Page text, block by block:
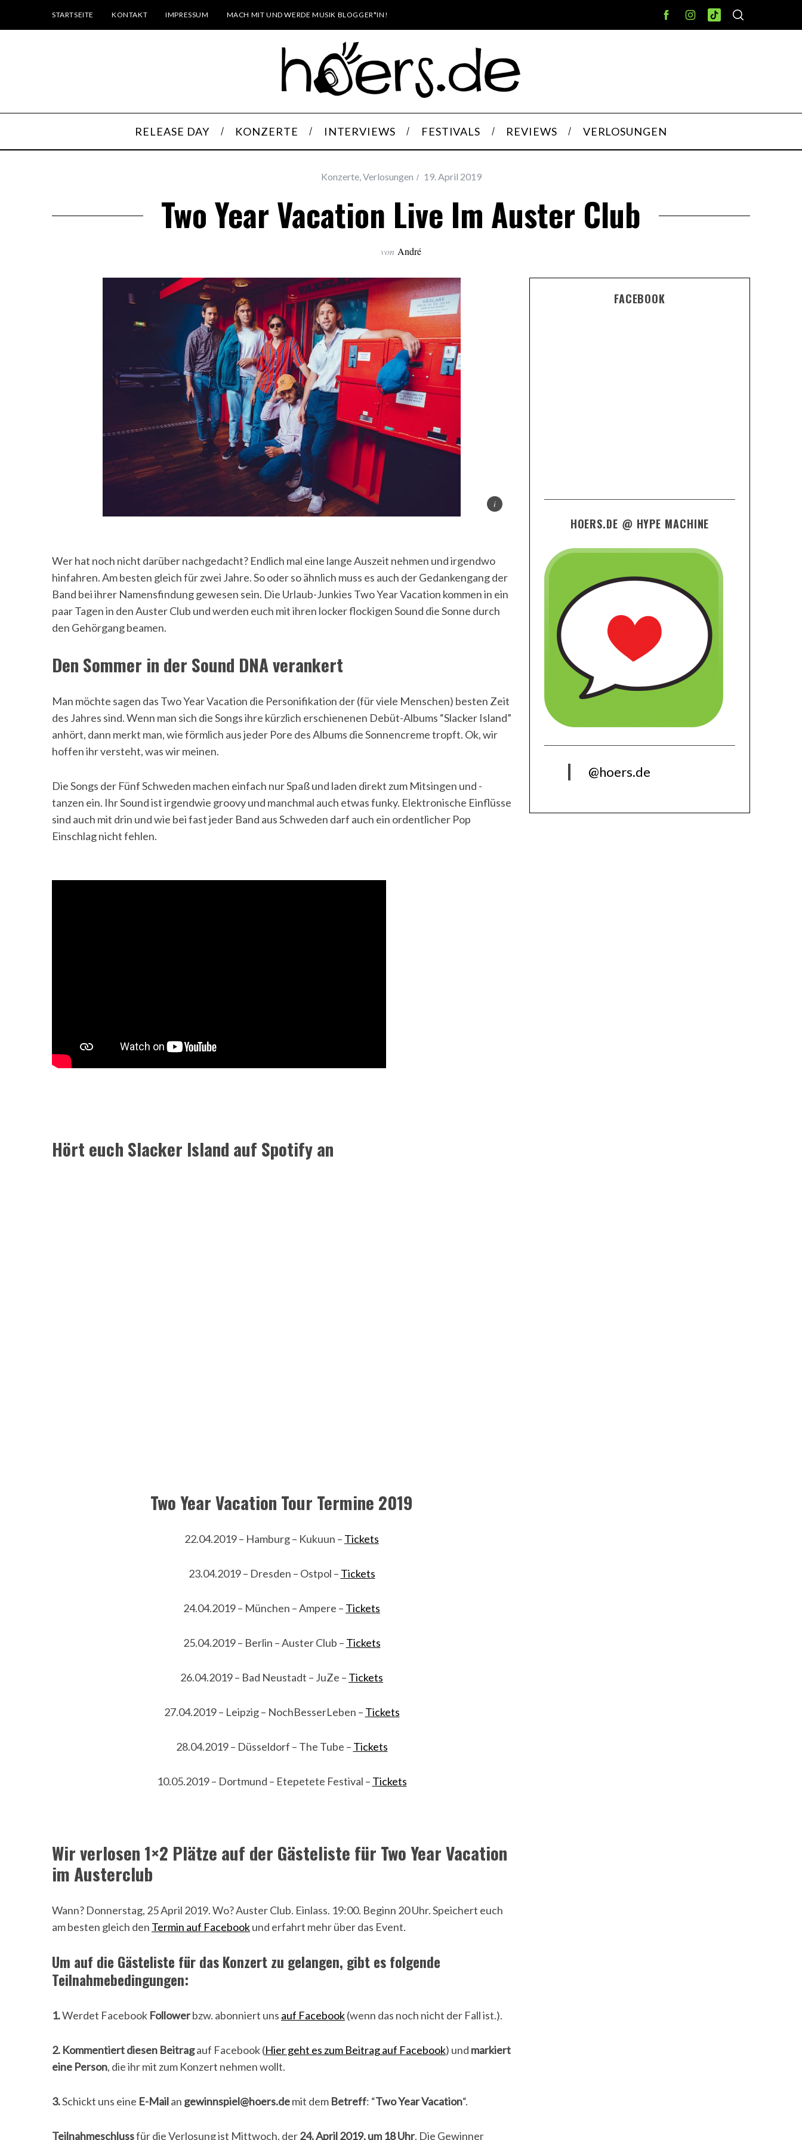
STARTSEITE KONTAKT IMPRESSUM MACH MIT UND WERDE MUSIK BLOGGER*IN!
RELEASE DAY KONZERTE INTERVIEWS FESTIVALS REVIEWS VERLOSUNGEN
Konzerte,Verlosungen 19. April 2019
Two Year Vacation Live Im Auster Club
von André
Wer hat noch nicht darüber nachgedacht? Endlich mal eine lange Auszeit nehmen und irgendwo
hinfahren. Am besten gleich für zwei Jahre. So oder so ähnlich muss es auch der Gedankengang der
Band bei ihrer Namensfindung gewesen sein. Die Urlaub-Junkies Two Year Vacation kommen in ein
paar Tagen in den Auster Club und werden euch mit ihren locker flockigen Sound die Sonne durch
den Gehörgang beamen.
Den Sommer in der Sound DNA verankert
Man möchte sagen das Two Year Vacation die Personifikation der (für viele Menschen) besten Zeit
des Jahres sind. Wenn man sich die Songs ihre kürzlich erschienenen Debüt-Albums “Slacker Island”
anhört, dann merkt man, wie förmlich aus jeder Pore des Albums die Sonnencreme tropft. Ok, wir
hoffen ihr versteht, was wir meinen.
Die Songs der Fünf Schweden machen einfach nur Spaß und laden direkt zum Mitsingen und -
tanzen ein. Ihr Sound ist irgendwie groovy und manchmal auch etwas funky. Elektronische Einflüsse
sind auch mit drin und wie bei fast jeder Band aus Schweden darf auch ein ordentlicher Pop
Einschlag nicht fehlen.
Hört euch Slacker Island auf Spotify an
Two Year Vacation Tour Termine 2019
22.04.2019 – Hamburg – Kukuun – Tickets
23.04.2019 – Dresden – Ostpol – Tickets
24.04.2019 – München – Ampere – Tickets
25.04.2019 – Berlin – Auster Club – Tickets
26.04.2019 – Bad Neustadt – JuZe – Tickets
27.04.2019 – Leipzig – NochBesserLeben – Tickets
28.04.2019 – Düsseldorf – The Tube – Tickets
10.05.2019 – Dortmund – Etepetete Festival – Tickets
Wir verlosen 1×2 Plätze auf der Gästeliste für Two Year Vacation
im Austerclub
Wann? Donnerstag, 25 April 2019. Wo? Auster Club. Einlass. 19:00. Beginn 20 Uhr. Speichert euch
am besten gleich den Termin auf Facebookund erfahrt mehr über das Event.
Um auf die Gästeliste für das Konzert zu gelangen, gibt es folgende
Teilnahmebedingungen:
1.Werdet Facebook Followerbzw. abonniert uns auf Facebook(wenn das noch nicht der Fall ist.).
2. Kommentiert diesen Beitragauf Facebook (Hier geht es zum Beitrag auf Facebook) und markiert
eine Person, die ihr mit zum Konzert nehmen wollt.
3.Schickt uns eine E-Mailan gewinnspiel@hoers.demit dem Betreff: “Two Year Vacation“.
Teilnahmeschlussfür die Verlosung ist Mittwoch, der24. April 2019, um 18 Uhr. Die Gewinner
FACEBOOK
HOERS.DE @ HYPE MACHINE
@hoers.de